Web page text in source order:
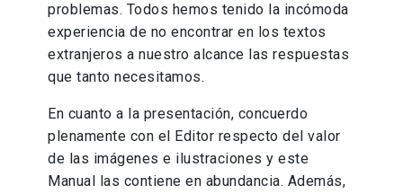
problemas. Todos hemos tenido la incómoda
experiencia de no encontrar en los textos
extranjeros a nuestro alcance las respuestas
que tanto necesitamos.
En cuanto a la presentación, concuerdo
plenamente con el Editor respecto del valor
de las imágenes e ilustraciones y este
Manual las contiene en abundancia. Además,